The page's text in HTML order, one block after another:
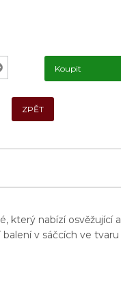
Koupit
ZPĚT
který nabízí osvěžující a
v sáčcích ve tvaru